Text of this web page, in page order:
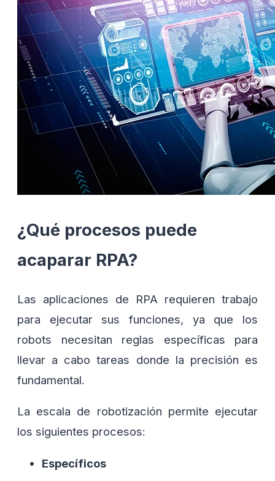
¿Qué procesos puede
acaparar RPA?
Las aplicaciones de RPA requieren trabajo
para ejecutar sus funciones, ya que los
robots necesitan reglas específicas para
llevar a cabo tareas donde la precisión es
fundamental.
La escala de robotización permite ejecutar
los siguientes procesos:
Específicos